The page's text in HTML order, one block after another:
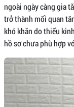
ngoài ngày càng gia
trở thành mối quan
khó khăn do thiếu
hồ sơ chưa phù hợp